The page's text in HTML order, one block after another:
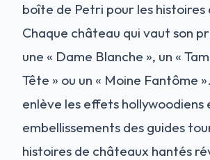
boîte de Petri pour les
Chaque château qui vaut son
une « Dame Blanche », un «
Tête » ou un « Moine Fantôme
enlève les effets hollywoodiens
embellissements des guides
histoires de châteaux hantés